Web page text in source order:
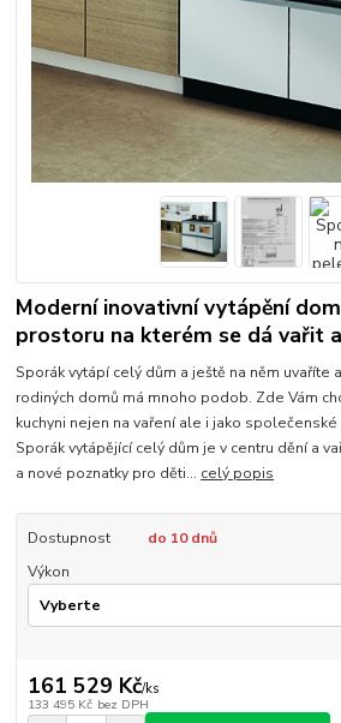
Moderní inovativní vytápění
prostoru na kterém se dá vařit
Sporák vytápí celý dům a ještě na něm uvaříte
rodiných domů má mnoho podob. Zde Vám
kuchyni nejen na vaření ale i jako
Sporák vytápějící celý dům je v centru dění a
a nové poznatky pro děti... celý popis
Dostupnost
do 10 dnů
Výkon
161 529 Kč/ks
133 495 Kč bez DPH